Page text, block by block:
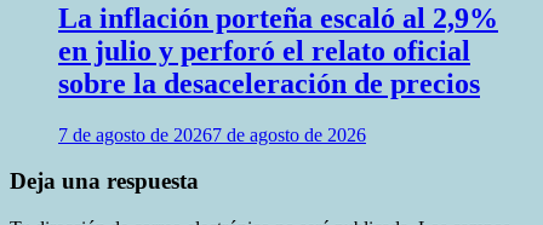
La inflación porteña escaló al 2,9%
en julio y perforó el relato oficial
sobre la desaceleración de precios
7 de agosto de 20267 de agosto de 2026
Deja una respuesta